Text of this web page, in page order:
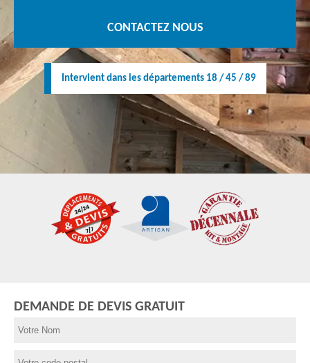
CONTACTEZ NOUS
Intervient dans les départements 18 / 45 / 89
DEMANDE DE DEVIS GRATUIT